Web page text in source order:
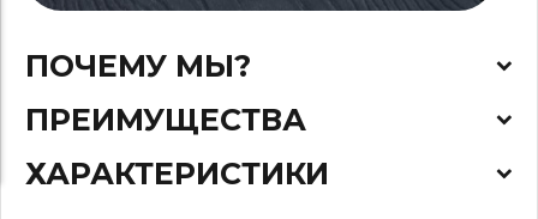
ПОЧЕМУ МЫ?
ПРЕИМУЩЕСТВА
ХАРАКТЕРИСТИКИ